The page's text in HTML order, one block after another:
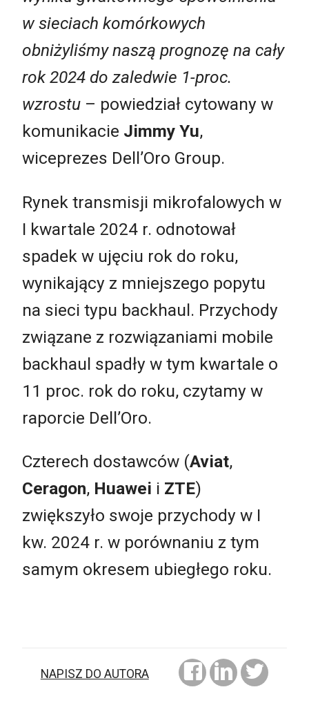
w sieciach komórkowych
obniżyliśmy naszą prognozę na cały
rok 2024 do zaledwie 1-proc.
wzrostu – powiedział cytowany w
komunikacie Jimmy Yu,
wiceprezes Dell’Oro Group.
Rynek transmisji mikrofalowych w
I kwartale 2024 r. odnotował
spadek w ujęciu rok do roku,
wynikający z mniejszego popytu
na sieci typu backhaul. Przychody
związane z rozwiązaniami mobile
backhaul spadły w tym kwartale o
11 proc. rok do roku, czytamy w
raporcie Dell’Oro.
Czterech dostawców (Aviat,
Ceragon, Huawei i ZTE)
zwiększyło swoje przychody w I
kw. 2024 r. w porównaniu z tym
samym okresem ubiegłego roku.
NAPISZ DO AUTORA